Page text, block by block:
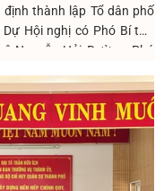
thành lập Tổ dân phố
Hội nghị có Phó Bí thư
Nguyễn Hải Đường; Phó
TDP số 7 và toàn thể